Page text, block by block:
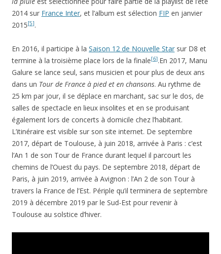
2014 sur France Inter, et l’album est sélection FIP en janvier
2015[5].
En 2016, il participe à la Saison 12 de Nouvelle Star sur D8 et
termine à la troisième place lors de la finale[6].En 2017, Manu
Galure se lance seul, sans musicien et pour plus de deux ans
dans un Tour de France à pied et en chansons. Au rythme de
25 km par jour, il se déplace en marchant, sac sur le dos, de
salles de spectacle en lieux insolites et en se produisant
également lors de concerts à domicile chez l’habitant.
L’itinéraire est visible sur son site internet. De septembre
2017, départ de Toulouse, à juin 2018, arrivée à Paris : c’est
l’An 1 de son Tour de France durant lequel il parcourt les
chemins de l’Ouest du pays. De septembre 2018, départ de
Paris, à juin 2019, arrivée à Avignon : l’An 2 de son Tour à
travers la France de l’Est. Périple qu’il terminera de septembre
2019 à décembre 2019 par le Sud-Est pour revenir à
Toulouse au solstice d’hiver.